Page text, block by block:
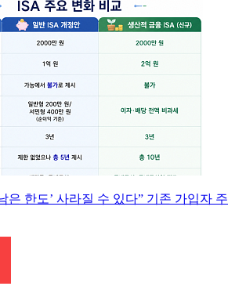
은 한도’ 사라질 수 있다” 기존 가입자 주